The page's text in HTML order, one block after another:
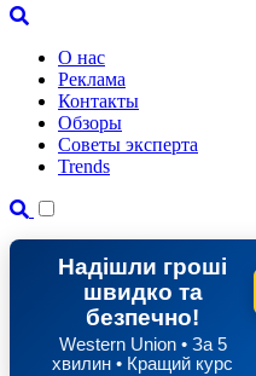
О нас
Реклама
Контакты
Обзоры
Советы эксперта
Trends
Надішли гроші
швидко та
безпечно!
Western Union • За 5
хвилин • Кращий курс